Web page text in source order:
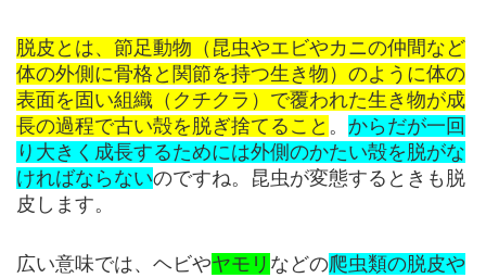
脱皮とは、節足動物（昆虫やエビやカニの仲間など
体の外側に骨格と関節を持つ生き物）のように体の
表面を固い組織（クチクラ）で覆われた生き物が成
長の過程で古い殻を脱ぎ捨てること 。 からだが一回
り大きく成長するためには外側のかたい殻を脱がな
ければならないのですね。昆虫が変態するときも脱
皮します。
広い意味では、ヘビやヤモリ などの爬虫類の脱皮や